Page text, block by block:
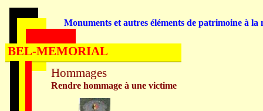
Hommages
Rendre hommage à une victime
Monuments et autres éléments de patrimoine à la
BEL-MEMORIAL